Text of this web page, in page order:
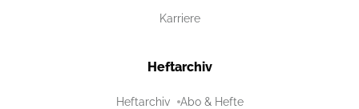
Karriere
Heftarchiv
Heftarchiv Abo & Hefte